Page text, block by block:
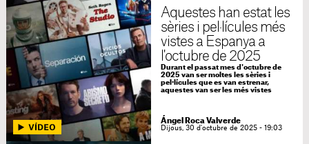
Dimarts, 4 de novembre de 2025 -
06:50
Aquestes han estat les
sèries i pel·lícules més
vistes a Espanya a
l'octubre de 2025
Durant el passat mes d'octubre de
2025 van ser moltes les sèries i
pel·lícules que es van estrenar,
aquestes van ser les més vistes
Ángel Roca Valverde
Dijous, 30 d'octubre de 2025 - 19:03